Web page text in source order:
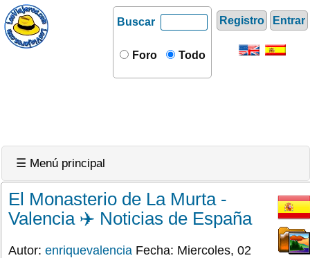
Registro Entrar
Buscar
Foro Todo
☰ Menú principal
El Monasterio de La Murta -
Valencia ✈️ Noticias de España
Autor: enriquevalencia Fecha: Miercoles, 02